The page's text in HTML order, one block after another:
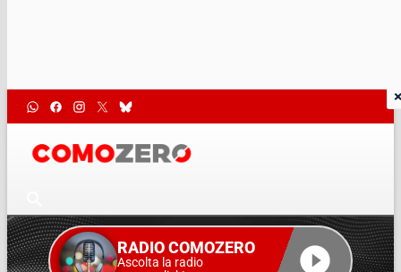
RADIO COMOZERO
Ascolta la radio